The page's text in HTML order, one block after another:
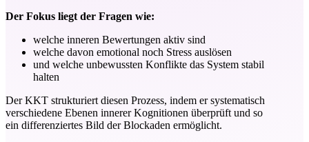
Der Fokus liegt der Fragen wie:
welche inneren Bewertungen aktiv sind
welche davon emotional noch Stress auslösen
und welche unbewussten Konflikte das System stabil
halten
Der KKT strukturiert diesen Prozess, indem er systematisch
verschiedene Ebenen innerer Kognitionen überprüft und so
ein differenziertes Bild der Blockaden ermöglicht.